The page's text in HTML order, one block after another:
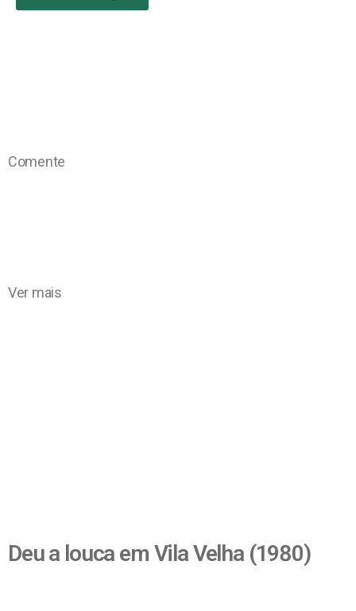
Comente
Ver mais
Deu a louca em Vila Velha (1980)